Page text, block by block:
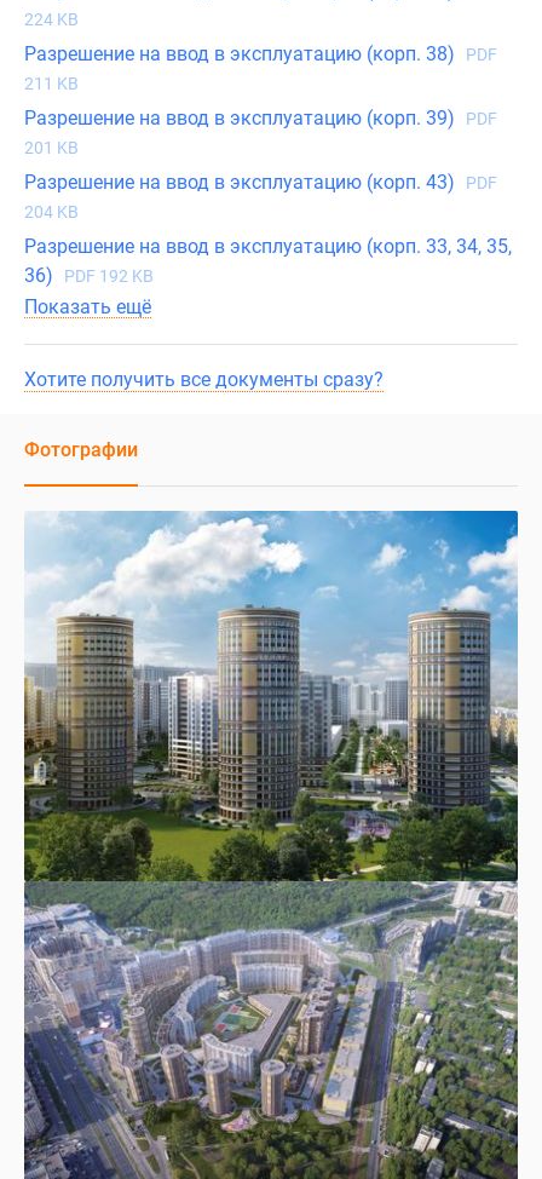
224 KB
Разрешение на ввод в эксплуатацию (корп. 38)
PDF
211 KB
Разрешение на ввод в эксплуатацию (корп. 39)
PDF
201 KB
Разрешение на ввод в эксплуатацию (корп. 43)
PDF
204 KB
Разрешение на ввод в эксплуатацию (корп. 33, 34, 35,
36)
PDF 192 KB
Показать ещё
Хотите получить все документы сразу?
Фотографии